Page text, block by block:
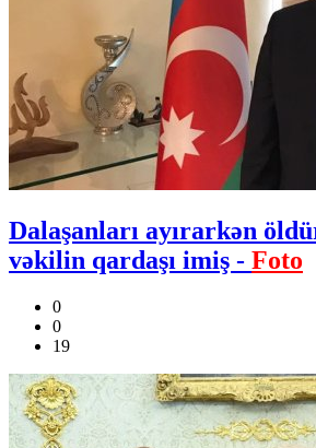
Dalaşanları ayırarkən
vəkilin qardaşı imiş - Foto
0
0
19